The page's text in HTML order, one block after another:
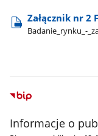
Załącznik nr 2
Badanie​_rynku​_-​
Informacje o